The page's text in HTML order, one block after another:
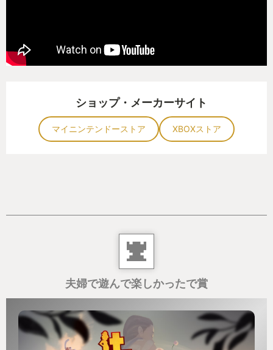
ショップ・メーカーサイト
マイニンテンドーストア XBOXストア
夫婦で遊んで楽しかったで賞